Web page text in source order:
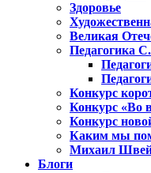
Здоровье
Великая
Педагогика
Конкурс
Конкурс «Во
Конкурс
Каким мы
Михаил
Блоги